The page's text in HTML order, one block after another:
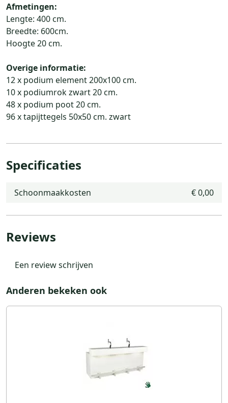
Afmetingen:
Lengte: 400 cm.
Breedte: 600cm.
Hoogte 20 cm.
Overige informatie:
12 x podium element 200x100 cm.
10 x podiumrok zwart 20 cm.
48 x podium poot 20 cm.
96 x tapijttegels 50x50 cm. zwart
Specificaties
Schoonmaakkosten € 0,00
Reviews
Een review schrijven
Anderen bekeken ook